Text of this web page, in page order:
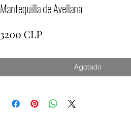
Mantequilla de Avellana
3200 CLP
Agotado